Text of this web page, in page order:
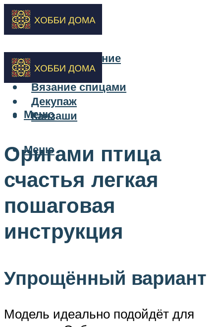
Бисероплетение
Вышивка
Вязание спицами
Декупаж
Канзаши
Меню
Меню
Оригами птица
счастья легкая
пошаговая
инструкция
Упрощённый вариант
Модель идеально подойдёт для